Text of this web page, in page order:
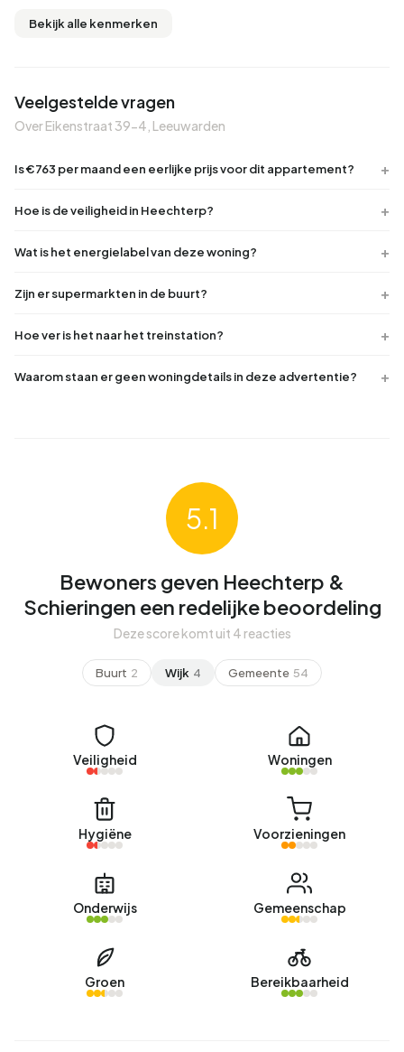
Bekijk alle kenmerken
Veelgestelde vragen
Over Eikenstraat 39-4, Leeuwarden
Is €763 per maand een eerlijke prijs voor dit appartement?
Hoe is de veiligheid in Heechterp?
Wat is het energielabel van deze woning?
Zijn er supermarkten in de buurt?
Hoe ver is het naar het treinstation?
Waarom staan er geen woningdetails in deze advertentie?
5.1
Bewoners geven Heechterp &
Schieringen een redelijke beoordeling
Deze score komt uit 4 reacties
Buurt 2 Wijk 4 Gemeente 54
Veiligheid Woningen
Hygiëne Voorzieningen
Onderwijs Gemeenschap
Groen Bereikbaarheid